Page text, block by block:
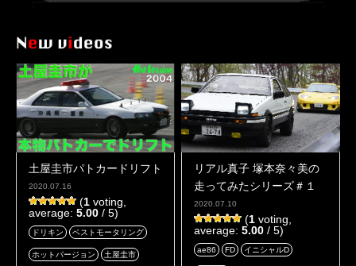
土屋圭市パトカードリフト
2020.07.16
(1 voting,
average: 5.00 / 5)
ドリキン ベストモータリング
ホットバージョン 土屋圭市
リアル真子 塚本奈々美の
走ってみたシリーズ＃１
2020.07.10
(1 voting,
average: 5.00 / 5)
ae86 FD イニシャルD